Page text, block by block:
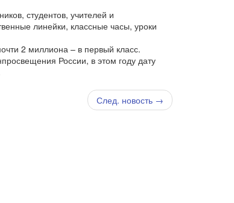
студентов, учителей и
линейки, классные часы, уроки
2 миллиона – в первый класс.
России, в этом году дату
След. новость →